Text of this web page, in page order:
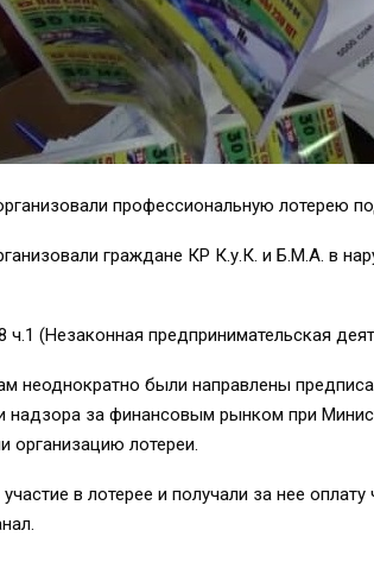
профессиональную лотерею
граждане КР К.у.К. и Б.М.А. в
(Незаконная предпринимательская
неоднократно были направлены
за финансовым рынком при
организацию лотереи.
в лотерее и получали за нее